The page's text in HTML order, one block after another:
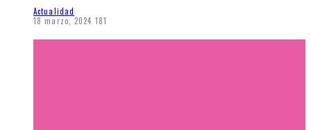
Actualidad
18 marzo, 2024 181